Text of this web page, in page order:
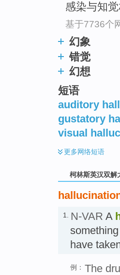
感染与知觉
基于7736个
幻象
错觉
幻想
短语
auditory
gustatory
visual
更多网络短语
柯林斯英汉双解
1. N-VAR A
have
例： The